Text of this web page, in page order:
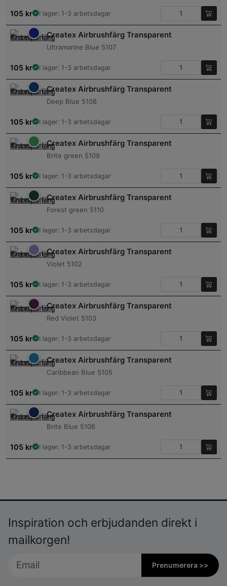
105 kr I lager: 1-3 arbetsdagar
Createx Airbrushfärg Transparent
Ultramarine Blue 5107
105 kr I lager: 1-3 arbetsdagar
Createx Airbrushfärg Transparent
Deep Blue 5108
105 kr I lager: 1-3 arbetsdagar
Createx Airbrushfärg Transparent
Brite green 5109
105 kr I lager: 1-3 arbetsdagar
Createx Airbrushfärg Transparent
Forest green 5110
105 kr I lager: 1-3 arbetsdagar
Createx Airbrushfärg Transparent
Violet 5102
105 kr I lager: 1-3 arbetsdagar
Createx Airbrushfärg Transparent
Red Violet 5103
105 kr I lager: 1-3 arbetsdagar
Createx Airbrushfärg Transparent
Caribbean Blue 5105
105 kr I lager: 1-3 arbetsdagar
Createx Airbrushfärg Transparent
Brite Blue 5106
105 kr I lager: 1-3 arbetsdagar
Inspiration och erbjudanden direkt i
mailkorgen!
Prenumerera >>